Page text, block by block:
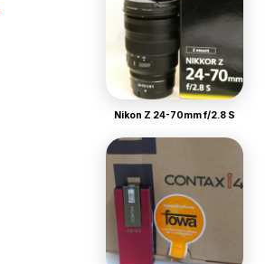
Nikon Z 24-70mm f/2.8 S